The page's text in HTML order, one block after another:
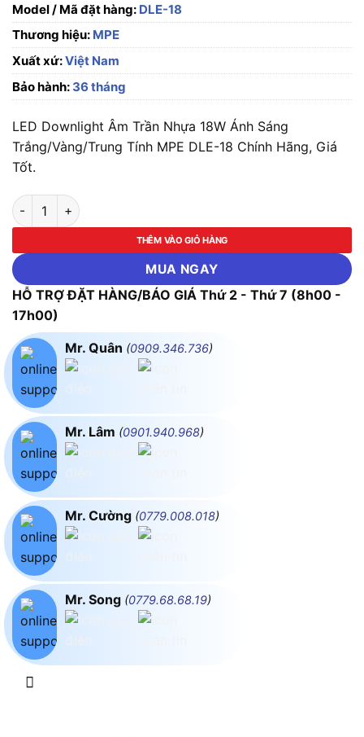
Model / Mã đặt hàng: DLE-18
Thương hiệu: MPE
Xuất xứ:Việt Nam
Bảo hành: 36 tháng
LED Downlight Âm Trần Nhựa 18W Ánh Sáng
Trắng/Vàng/Trung Tính MPE DLE-18 Chính Hãng, Giá
Tốt.
LED Downlight Âm Trần Nhựa 18W Ánh Sáng Trắng/Vàng/
THÊM VÀO GIỎ HÀNG
MUA NGAY
HỖ TRỢ ĐẶT HÀNG/BÁO GIÁ Thứ 2 - Thứ 7 (8h00 -
17h00)
Mr. Quân (0909.346.736)
Mr. Lâm (0901.940.968)
Mr. Cường (0779.008.018)
Mr. Song (0779.68.68.19)